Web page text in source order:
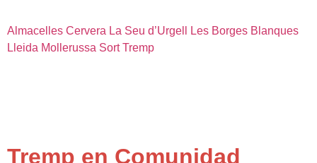
Almacelles Cervera La Seu d’Urgell
Les Borges Blanques
Lleida Mollerussa Sort Tremp
Tremp en Comunidad